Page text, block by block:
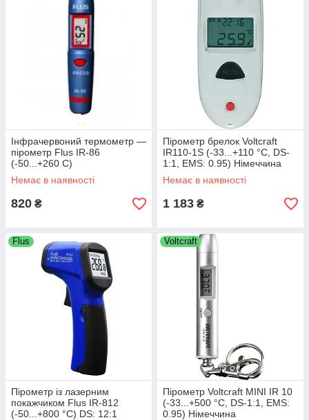
Інфрачервоний термометр —
пірометр Flus IR-86
(-50...+260 C)
Немає в наявності
820 ₴
Пірометр брелок Voltcraft
IR110-1S (-33...+110 °C, DS-
1:1, EMS: 0.95) Німеччина
Немає в наявності
1 183 ₴
Flus
Пірометр із лазерним
покажчиком Flus IR-812
(-50...+800 °C) DS: 12:1
Voltcraft
Пірометр Voltcraft MINI IR 10
(-33...+500 °C, DS-1:1, EMS:
0.95) Німеччина